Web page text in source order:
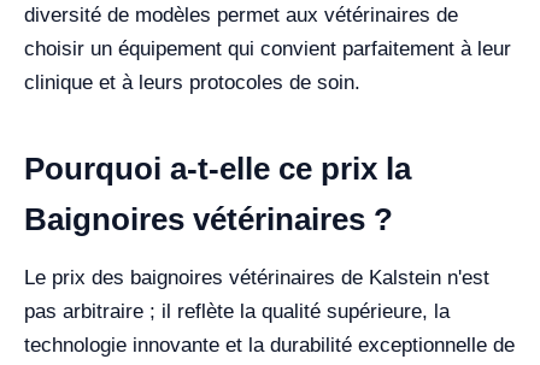
diversité de modèles permet aux vétérinaires de
choisir un équipement qui convient parfaitement à leur
clinique et à leurs protocoles de soin.
Pourquoi a-t-elle ce prix la
Baignoires vétérinaires ?
Le prix des baignoires vétérinaires de Kalstein n'est
pas arbitraire ; il reflète la qualité supérieure, la
technologie innovante et la durabilité exceptionnelle de